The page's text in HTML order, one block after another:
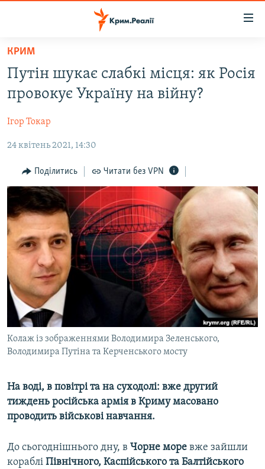
Перейти
основного
матеріалу
Перейти
до
навігації
Перейти
пошуку
ВОДА.КРИМ
ВІДЕО ТА ФОТО
ПОЛІТИКА
БЛОГИ
ПОГЛЯД
ІНТЕРВ'Ю
ВСЕ ЗА ДЕНЬ
СПЕЦПРОЕКТИ
ДЕПОРТАЦІЯ
ВІДЕОУРОКИ «ELIFBE»
СВІДЧЕННЯ ОКУПАЦІЇ
УКРАЇНСЬКА ПРОБЛЕМА КРИМУ
ІНФОГРАФІКА
ЯК ОБІЙТИ БЛОКУВАННЯ
Русский
Qırımtatar
ДОЛУЧАЙСЯ!
Усі сайти RFE/RL
КРИМ
Путін шукає слабкі місця: як Росія
провокує Україну на війну?
Ігор Токар
24 квітень 2021, 14:30
Поділитись Читати без VPN
Колаж із зображеннями Володимира Зеленського,
Володимира Путіна та Керченського мосту
На воді, в повітрі та на суходолі: вже другий
тиждень російська армія в Криму масовано
проводить військові навчання.
До сьогоднішнього дну, в Чорне море вже зайшли
кораблі Північного, Каспійського та Балтійського